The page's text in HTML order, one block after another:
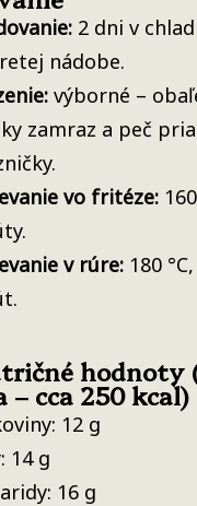
2 dni v
nádobe.
výborné –
zamraz a peč
vo fritéze:
v rúre: 180
hodnoty
– cca 250 kcal)
12 g
14 g
16 g